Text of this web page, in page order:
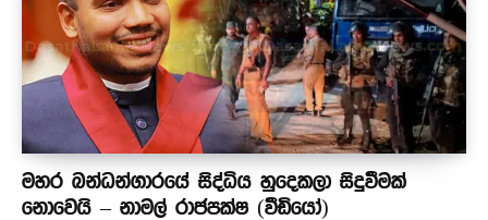
මහර බන්ධන්ගාරයේ සිද්ධිය හුදෙකලා සිදුවීමක්
නොවෙයි – නාමල් රාජපක්ෂ (වීඩියෝ)